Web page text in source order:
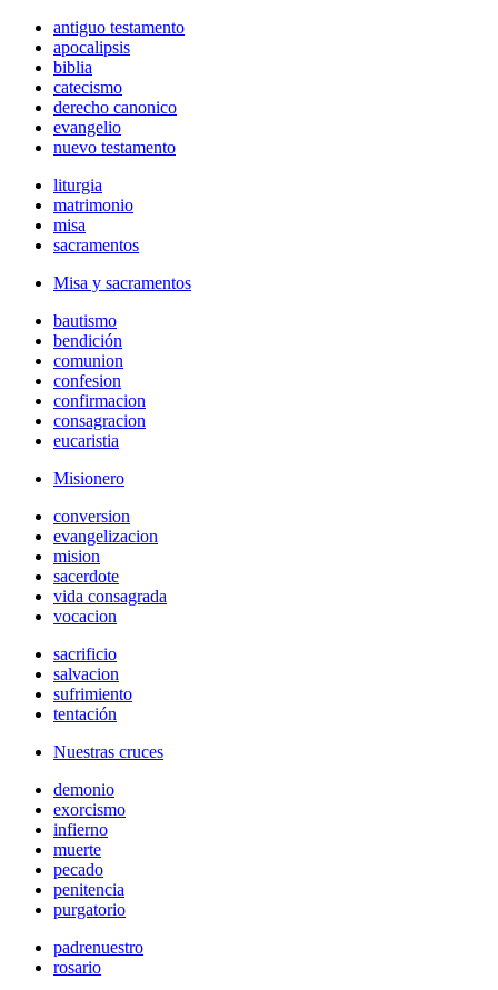
antiguo testamento
apocalipsis
biblia
catecismo
derecho canonico
evangelio
nuevo testamento
liturgia
matrimonio
misa
sacramentos
Misa y sacramentos
bautismo
bendición
comunion
confesion
confirmacion
consagracion
eucaristia
Misionero
conversion
evangelizacion
mision
sacerdote
vida consagrada
vocacion
sacrificio
salvacion
sufrimiento
tentación
Nuestras cruces
demonio
exorcismo
infierno
muerte
pecado
penitencia
purgatorio
padrenuestro
rosario